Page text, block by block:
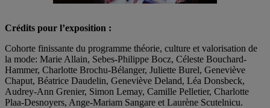
Crédits pour l’exposition :
Cohorte finissante du programme théorie, culture et valorisation de
la mode: Marie Allain, Sebes-Philippe Bocz, Céleste Bouchard-
Hammer, Charlotte Brochu-Bélanger, Juliette Burel, Geneviève
Chaput, Béatrice Daudelin, Geneviève Deland, Léa Donsbeck,
Audrey-Ann Grenier, Simon Lemay, Camille Pelletier, Charlotte
Plaa-Desnoyers, Ange-Mariam Sangare et Laurène Scutelnicu.